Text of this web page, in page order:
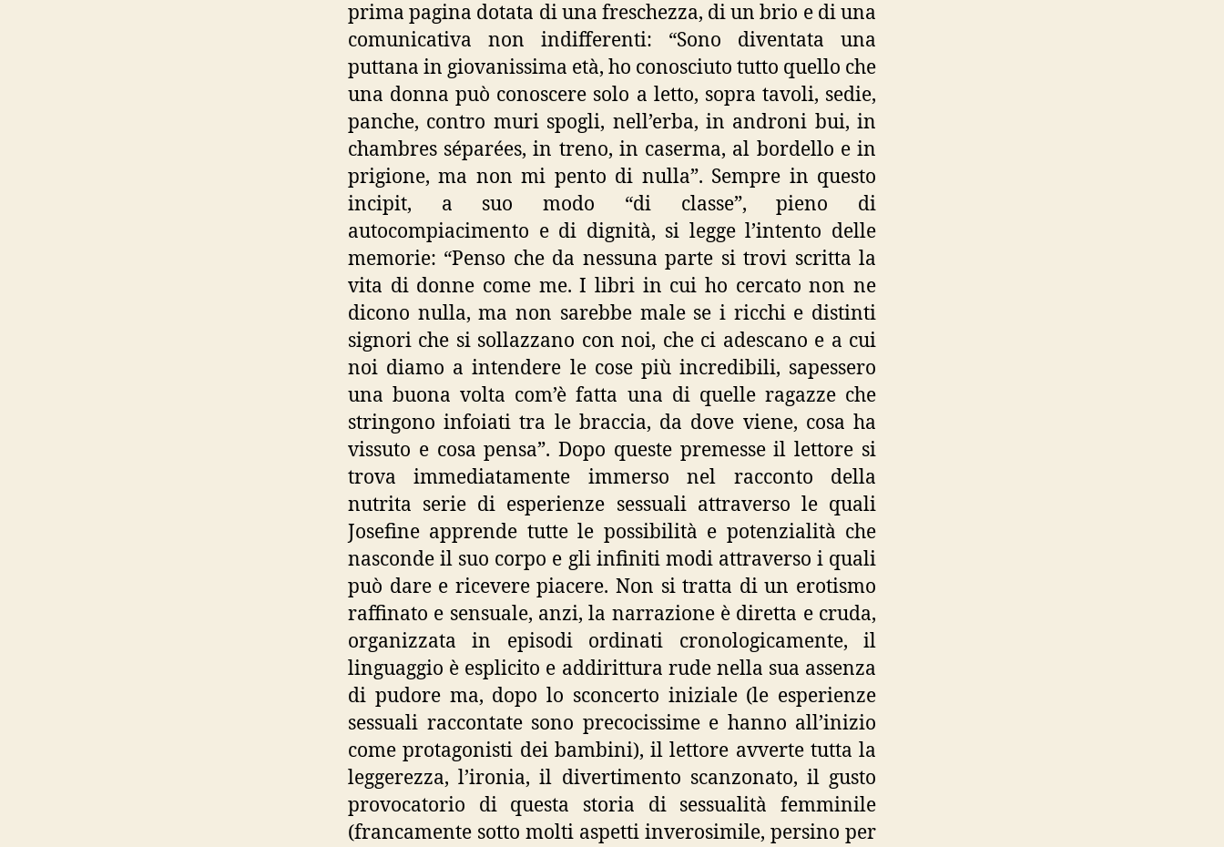
prima pagina dotata di una freschezza, di un brio e di una
comunicativa non indifferenti: “Sono diventata una
puttana in giovanissima età, ho conosciuto tutto quello che
una donna può conoscere solo a letto, sopra tavoli, sedie,
panche, contro muri spogli, nell’erba, in androni bui, in
chambres séparées, in treno, in caserma, al bordello e in
prigione, ma non mi pento di nulla”. Sempre in questo
incipit, a suo modo “di classe”, pieno di
autocompiacimento e di dignità, si legge l’intento delle
memorie: “Penso che da nessuna parte si trovi scritta la
vita di donne come me. I libri in cui ho cercato non ne
dicono nulla, ma non sarebbe male se i ricchi e distinti
signori che si sollazzano con noi, che ci adescano e a cui
noi diamo a intendere le cose più incredibili, sapessero
una buona volta com’è fatta una di quelle ragazze che
stringono infoiati tra le braccia, da dove viene, cosa ha
vissuto e cosa pensa”. Dopo queste premesse il lettore si
trova immediatamente immerso nel racconto della
nutrita serie di esperienze sessuali attraverso le quali
Josefine apprende tutte le possibilità e potenzialità che
nasconde il suo corpo e gli infiniti modi attraverso i quali
può dare e ricevere piacere. Non si tratta di un erotismo
raffinato e sensuale, anzi, la narrazione è diretta e cruda,
organizzata in episodi ordinati cronologicamente, il
linguaggio è esplicito e addirittura rude nella sua assenza
di pudore ma, dopo lo sconcerto iniziale (le esperienze
sessuali raccontate sono precocissime e hanno all’inizio
come protagonisti dei bambini), il lettore avverte tutta la
leggerezza, l’ironia, il divertimento scanzonato, il gusto
provocatorio di questa storia di sessualità femminile
(francamente sotto molti aspetti inverosimile, persino per